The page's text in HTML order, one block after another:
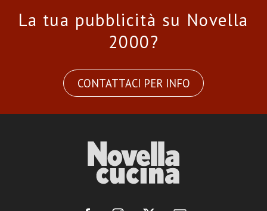
La tua pubblicità su Novella
2000?
CONTATTACI PER INFO